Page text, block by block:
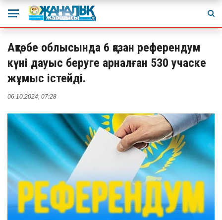
Ақтөбе облысында 6 қазан референдум
күні дауыс беруге арналған 530 учаске
жұмыс істейді.
06.10.2024, 07:28